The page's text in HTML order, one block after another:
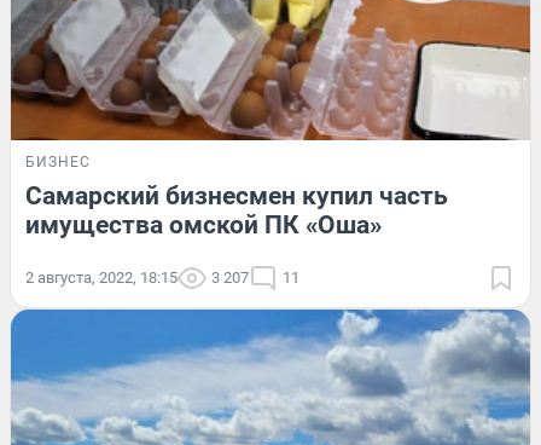
БИЗНЕС
Самарский бизнесмен купил часть
имущества омской ПК «Оша»
2 августа, 2022, 18:15 3 207 11